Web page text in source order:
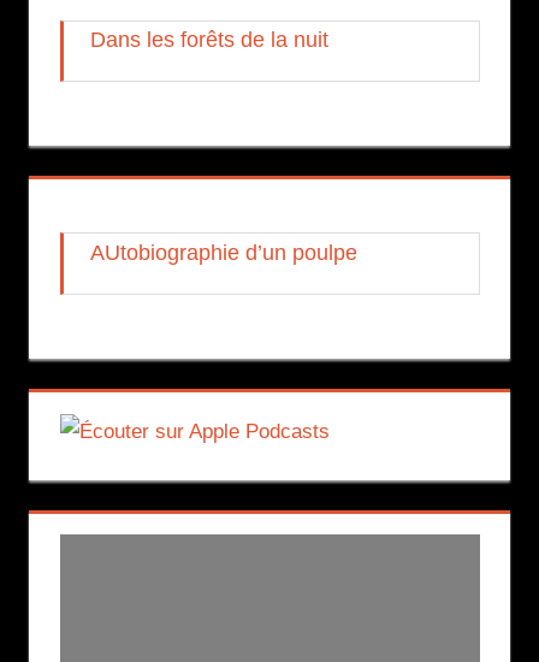
Dans les forêts de la nuit
AUtobiographie d’un poulpe